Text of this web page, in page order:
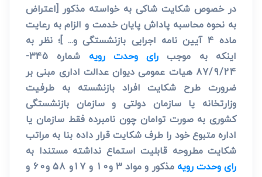
در خصوص شکایت شاکی به خواسته مذکور [اعتراض
به نحوه محاسبه پاداش پایان خدمت و الزام به رعایت
ماده 4 آیین نامه اجرایی بازنشستگی و... ]؛ نظر به
اینکه به موجب رای وحدت رویه
شماره 345-
87/9/24 هیات عمومی دیوان عدالت اداری مبنی بر
ضرورت طرح شکایت افراد بازنشسته به طرفیت
وزارتخانه یا سازمان دولتی و سازمان بازنشستگی
کشوری به صورت توامان چون نامبرده فقط سازمان یا
اداره متبوع خود را طرف شکایت قرار داده بنا به مراتب
شکایت مطروحه قابلیت استماع نداشته مستندا به
رای وحدت رویه
مذکور و مواد 3 و10 و 17و 58 و60 و